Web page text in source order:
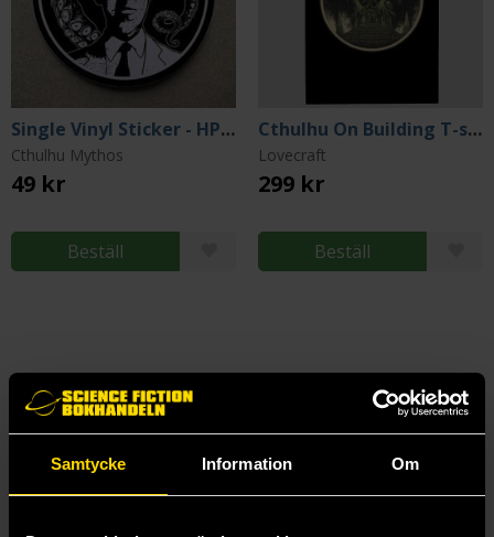
Samtycke Information Om
Single Vinyl Sticker - HP Lovecraft w/ Tentacle
Cthulhu Mythos
49 kr
Beställ
Cthulhu On Building T-shirt (X-Large)
Lovecraft
299 kr
Beställ